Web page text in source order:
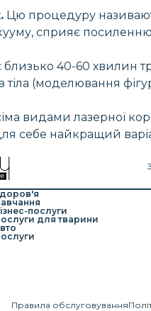
Цю процедуру
сприяє
40-60 хвилин
тіла (моделювання
видами лазерної
себе найкращий
послуги
для тварини
Правила обслуговування